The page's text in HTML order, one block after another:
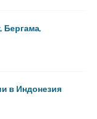
Бергама,
в Индонезия